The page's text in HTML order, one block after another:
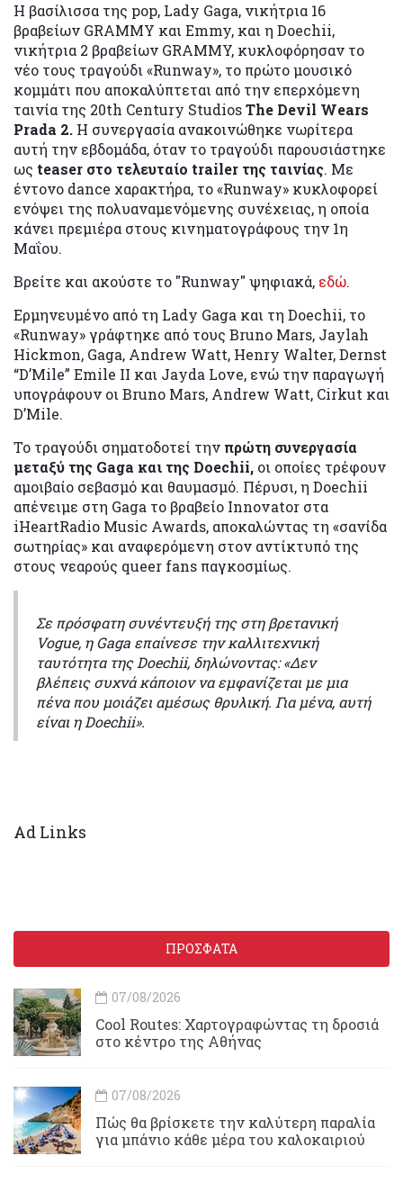
Η βασίλισσα της pop, Lady Gaga, νικήτρια 16
βραβείων GRAMMY και Emmy, και η Doechii,
νικήτρια 2 βραβείων GRAMMY, κυκλοφόρησαν το
νέο τους τραγούδι «Runway», το πρώτο μουσικό
κομμάτι που αποκαλύπτεται από την επερχόμενη
ταινία της 20th Century StudiosThe Devil Wears
Prada 2. Η συνεργασία ανακοινώθηκε νωρίτερα
αυτή την εβδομάδα, όταν το τραγούδι παρουσιάστηκε
ως teaser στο τελευταίο trailer της ταινίας. Με
έντονο dance χαρακτήρα, το «Runway» κυκλοφορεί
ενόψει της πολυαναμενόμενης συνέχειας, η οποία
κάνει πρεμιέρα στους κινηματογράφους την 1η
Μαΐου.
Βρείτε και ακούστε το "Runway" ψηφιακά, εδώ.
Ερμηνευμένο από τη Lady Gaga και τη Doechii, το
«Runway» γράφτηκε από τους Bruno Mars, Jaylah
Hickmon, Gaga, Andrew Watt, Henry Walter, Dernst
“D’Mile” Emile II και Jayda Love, ενώ την παραγωγή
υπογράφουν οι Bruno Mars, Andrew Watt, Cirkut και
D’Mile.
Το τραγούδι σηματοδοτεί την πρώτη συνεργασία
μεταξύ της Gaga και της Doechii, οι οποίες τρέφουν
αμοιβαίο σεβασμό και θαυμασμό. Πέρυσι, η Doechii
απένειμε στη Gaga το βραβείο Innovator στα
iHeartRadio Music Awards, αποκαλώντας τη «σανίδα
σωτηρίας» και αναφερόμενη στον αντίκτυπό της
στους νεαρούς queer fans παγκοσμίως.
Σε πρόσφατη συνέντευξή της στη βρετανική
Vogue, η Gaga επαίνεσε την καλλιτεχνική
ταυτότητα της Doechii, δηλώνοντας: «Δεν
βλέπεις συχνά κάποιον να εμφανίζεται με μια
πένα που μοιάζει αμέσως θρυλική. Για μένα, αυτή
είναι η Doechii».
Ad Links
ΠΡΟΣΦΑΤΑ
07/08/2026
Cool Routes: Χαρτογραφώντας τη δροσιά
στο κέντρο της Αθήνας
07/08/2026
Πώς θα βρίσκετε την καλύτερη παραλία
για μπάνιο κάθε μέρα του καλοκαιριού